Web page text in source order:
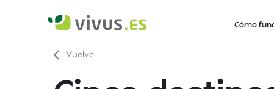
Cómo
Vuelve